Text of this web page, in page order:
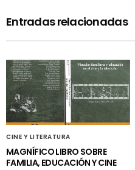
Entradas relacionadas
CINE Y LITERATURA
MAGNÍFICO LIBRO SOBRE
FAMILIA, EDUCACIÓN Y CINE